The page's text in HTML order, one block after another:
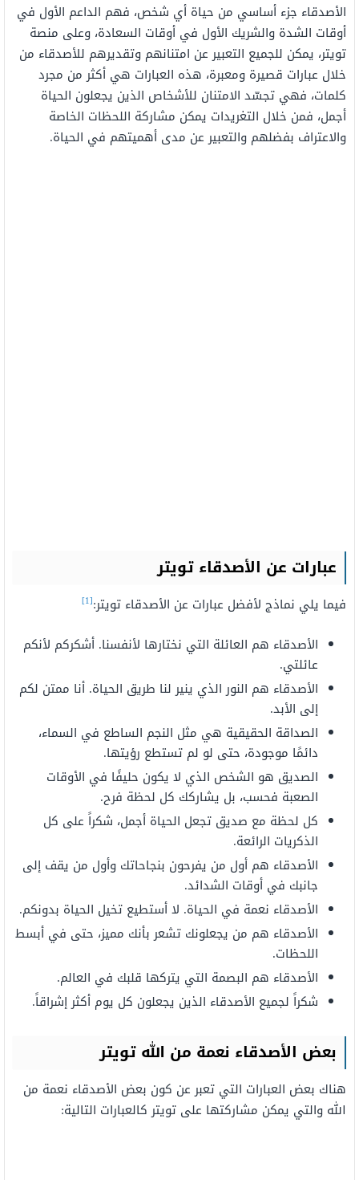
الأصدقاء جزء أساسي من حياة أي شخص، فهم الداعم الأول في
أوقات الشدة والشريك الأول في أوقات السعادة، وعلى منصة
تويتر، يمكن للجميع التعبير عن امتنانهم وتقديرهم للأصدقاء من
خلال عبارات قصيرة ومعبرة، هذه العبارات هي أكثر من مجرد
كلمات، فهي تجسّد الامتنان للأشخاص الذين يجعلون الحياة
أجمل، فمن خلال التغريدات يمكن مشاركة اللحظات الخاصة
والاعتراف بفضلهم والتعبير عن مدى أهميتهم في الحياة.
عبارات عن الأصدقاء تويتر
فيما يلي نماذج لأفضل عبارات عن الأصدقاء تويتر:
[1]
الأصدقاء هم العائلة التي نختارها لأنفسنا. أشكركم لأنكم
عائلتي.
الأصدقاء هم النورالذي ينير لنا طريق الحياة. أنا ممتن لكم
إلى الأبد.
الصداقة الحقيقية هي مثل النجم الساطع في السماء،
دائمًا موجودة، حتى لو لم تستطع رؤيتها.
الصديق هو الشخص الذي لا يكون حليفًا في الأوقات
الصعبة فحسب، بل يشاركك كل لحظة فرح.
كل لحظة مع صديق تجعل الحياة أجمل، شكراً على كل
الذكريات الرائعة.
الأصدقاء هم أول من يفرحون بنجاحاتك وأول من يقف إلى
جانبك في أوقات الشدائد.
الأصدقاء نعمة في الحياة. لا أستطيع تخيل الحياة بدونكم.
الأصدقاء هم من يجعلونك تشعربأنك مميز، حتى في أبسط
اللحظات.
الأصدقاء هم البصمة التي يتركها قلبك في العالم.
شكراً لجميع الأصدقاء الذين يجعلون كل يوم أكثر إشراقاً.
بعض الأصدقاء نعمة من اللهتويتر
هناك بعض العبارات التي تعبر عن كون بعض الأصدقاء نعمة من
الله والتي يمكن مشاركتها على تويتر كالعبارات التالية: